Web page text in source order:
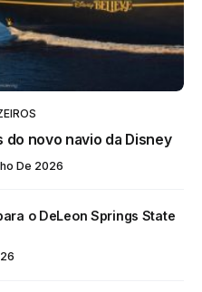
do novo navio da Disney
De 2026
o DeLeon Springs State